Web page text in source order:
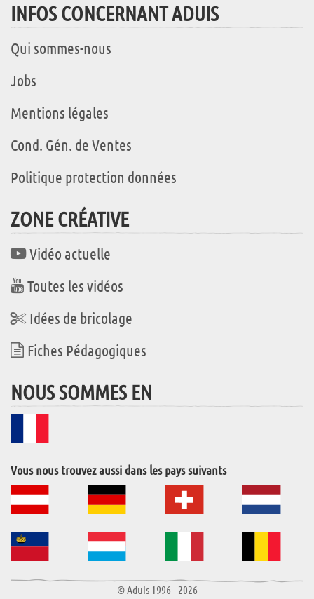
INFOS CONCERNANT ADUIS
Qui sommes-nous
Jobs
Mentions légales
Cond. Gén. de Ventes
Politique protection données
ZONE CRÉATIVE
Vidéo actuelle
Toutes les vidéos
Idées de bricolage
Fiches Pédagogiques
NOUS SOMMES EN
Vous nous trouvez aussi dans les pays suivants
© Aduis 1996 - 2026